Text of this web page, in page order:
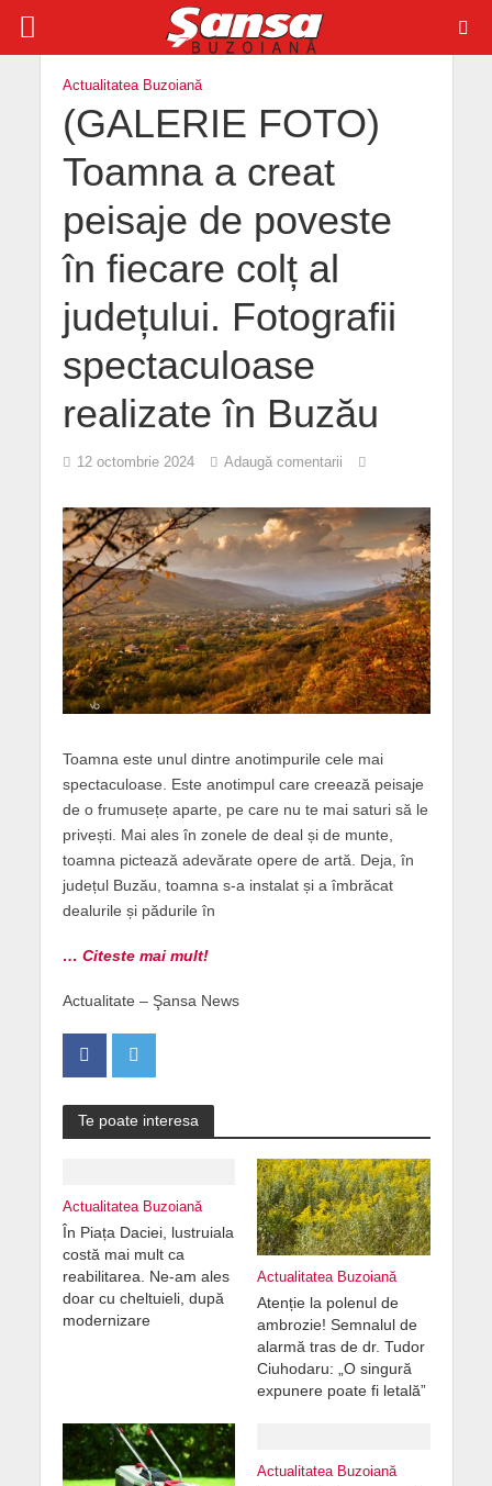
Actualitatea Buzoiană
(GALERIE FOTO)
Toamna a creat
peisaje de poveste
în fiecare colț al
județului. Fotografii
spectaculoase
realizate în Buzău
12 octombrie 2024 Adaugă comentarii
Toamna este unul dintre anotimpurile cele mai
spectaculoase. Este anotimpul care creează peisaje
de o frumusețe aparte, pe care nu te mai saturi să le
privești. Mai ales în zonele de deal și de munte,
toamna pictează adevărate opere de artă. Deja, în
județul Buzău, toamna s-a instalat și a îmbrăcat
dealurile și pădurile în
… Citeste mai mult!
Actualitate – Şansa News
Te poate interesa
Actualitatea Buzoiană
În Piața Daciei, lustruiala
costă mai mult ca
reabilitarea. Ne-am ales
doar cu cheltuieli, după
modernizare
Actualitatea Buzoiană
Atenție la polenul de
ambrozie! Semnalul de
alarmă tras de dr. Tudor
Ciuhodaru: „O singură
expunere poate fi letală”
Actualitatea Buzoiană